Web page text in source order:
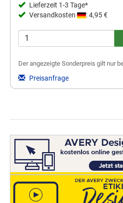
Lieferzeit 1-3 Tage*
Versandkosten
: 4,95 €
Der angezeigte Sonderpreis gilt nur
Preisanfrage